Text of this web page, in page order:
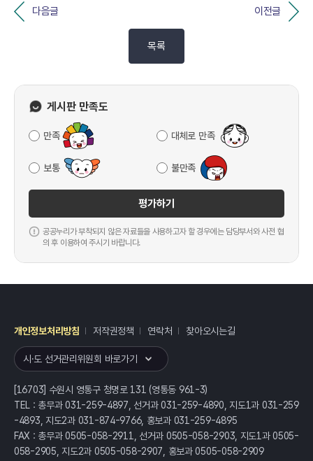
다음글 이전글
목록
게시판 만족도
만족 대체로 만족
보통 불만족
평가하기
공공누리가 부착되지 않은 자료들을 사용하고자 할 경우에는 담당부서와 사전 협
의 후 이용하여 주시기 바랍니다.
개인정보처리방침 저작권정책 연락처 찾아오시는길
시·도 선거관리위원회 바로가기
[16703] 수원시 영통구 청명로 131 (영통동 961-3)
TEL : 총무과 031-259-4897, 선거과 031-259-4890, 지도1과 031-259
-4893, 지도2과 031-874-9766, 홍보과 031-259-4895
FAX : 총무과 0505-058-2911, 선거과 0505-058-2903, 지도1과 0505-
058-2905, 지도2과 0505-058-2907, 홍보과 0505-058-2909